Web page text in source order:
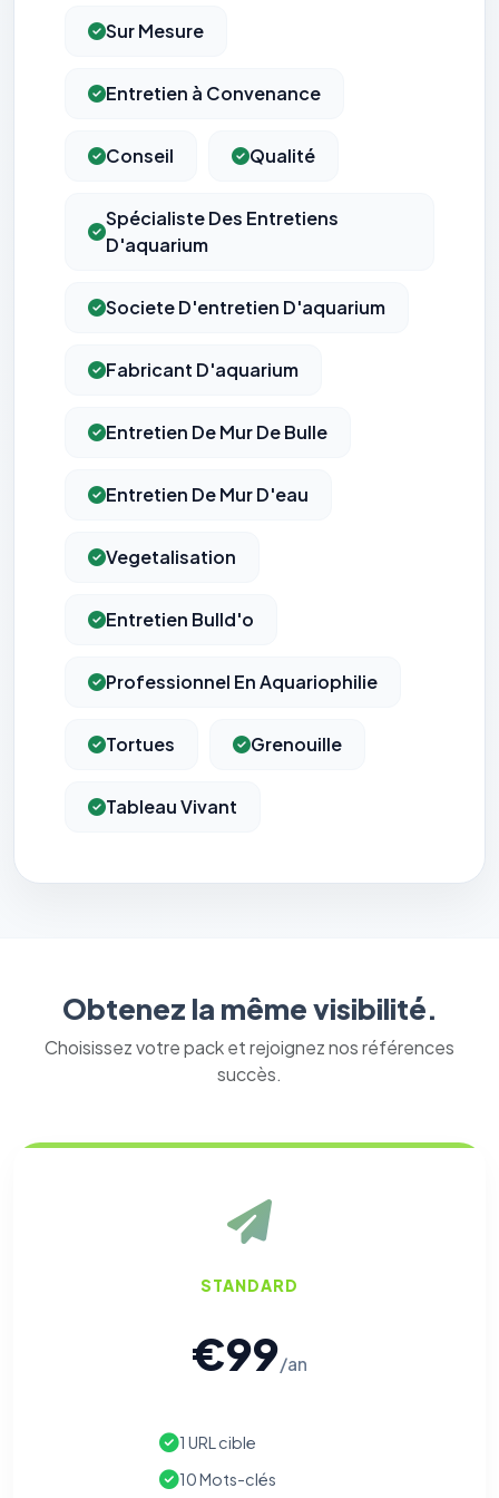
Sur Mesure
Entretien à Convenance
Conseil Qualité
Spécialiste Des Entretiens
D'aquarium
Societe D'entretien D'aquarium
Fabricant D'aquarium
Entretien De Mur De Bulle
Entretien De Mur D'eau
Vegetalisation
Entretien Bulld'o
Professionnel En Aquariophilie
Tortues Grenouille
Tableau Vivant
Obtenez la même visibilité.
Choisissez votre pack et rejoignez nos références
succès.
STANDARD
€99/an
1 URL cible
10 Mots-clés